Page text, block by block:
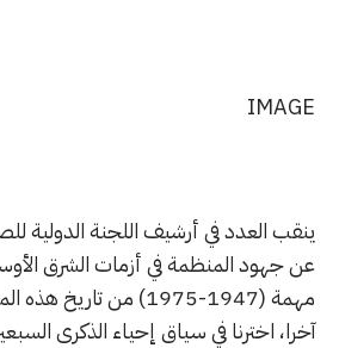
IMAGE
ينقب العدد في أرشيف اللجنة الدولية
عن جهود المنظمة في أزمات الشرق
مهمة (1947-1975) من
آخرا، اخترنا في سياق إحياء الذكرى